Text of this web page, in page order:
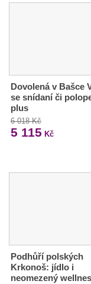
Dovolená v Bašce
se snídaní či
plus
6 018 Kč
5 115 Kč
Podhůří polských
Krkonoš: jídlo i
neomezený